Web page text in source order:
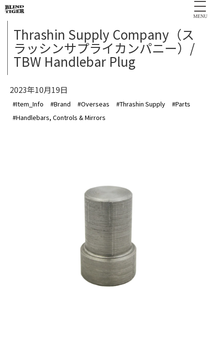
MENU
Thrashin Supply Company（ス
ラッシンサプライカンパニー）/
TBW Handlebar Plug
2023年10月19日
#Item_Info #Brand #Overseas #Thrashin Supply
#Parts
#Handlebars, Controls & Mirrors